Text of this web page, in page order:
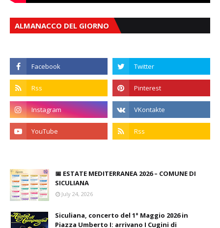
ALMANACCO DEL GIORNO
📅 ESTATE MEDITERRANEA 2026 – COMUNE DI
SICULIANA
July 24, 2026
Siculiana, concerto del 1° Maggio 2026 in
Piazza Umberto I: arrivano I Cugini di